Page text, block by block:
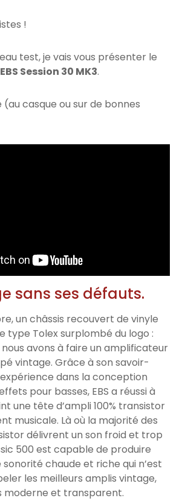
!
test, je vais vous présenter le
EBS Session 30 MK3.
casque ou sur de bonnes
sans ses défauts.
un châssis recouvert de vinyle
type Tolex surplombé du logo :
avons à faire un amplificateur
vintage. Grâce à son savoir-
dans la conception
pour basses, EBS a réussi à
une tête d’ampli 100% transistor
musicale. Là où la majorité des
délivrent un son froid et trop
500 est capable de produire
sonorité chaude et riche qui n’est
les meilleurs amplis vintage,
moderne et transparent.